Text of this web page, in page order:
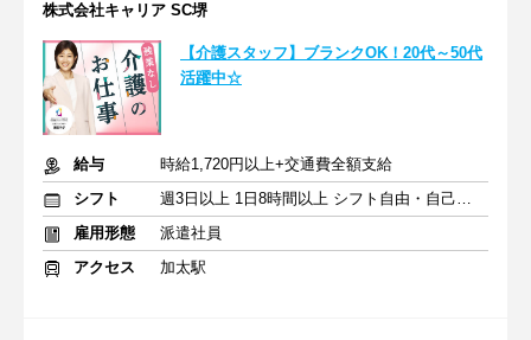
株式会社キャリア SC堺
【介護スタッフ】ブランクOK！20代～50代
活躍中☆
給与
時給1,720円以上+交通費全額支給
シフト
週3日以上 1日8時間以上 シフト自由・自己申告
雇用形態
派遣社員
アクセス
加太駅